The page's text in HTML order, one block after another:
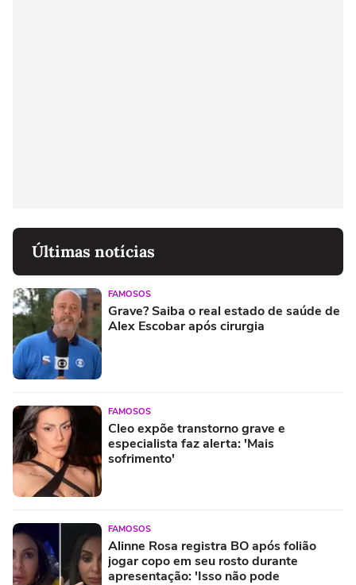
Últimas notícias
FAMOSOS
Grave? Saiba o real estado de saúde de
Alex Escobar após cirurgia
FAMOSOS
Cleo expõe transtorno grave e
especialista faz alerta: 'Mais
sofrimento'
FAMOSOS
Alinne Rosa registra BO após folião
jogar copo em seu rosto durante
apresentação: 'Isso não pode